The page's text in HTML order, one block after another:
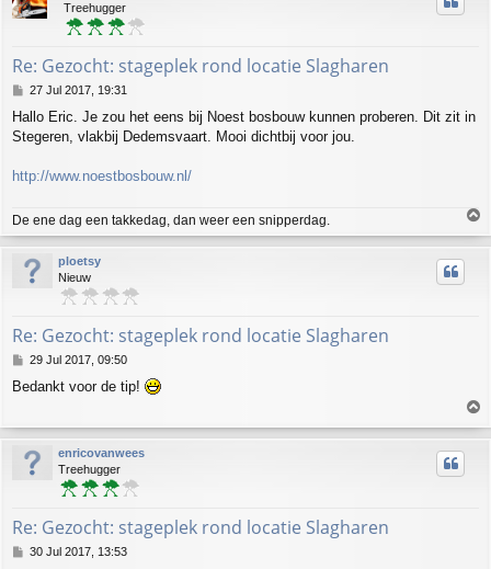
Treehugger
Re: Gezocht: stageplek rond locatie Slagharen
P
s
t
27 Jul 2017, 19:31
Hallo Eric. Je zou het eens bij Noest bosbouw kunnen proberen. Dit zit in
Stegeren, vlakbij Dedemsvaart. Mooi dichtbij voor jou.
http://www.noestbosbouw.nl/
De ene dag een takkedag, dan weer een snipperdag.
o
p
ploetsy
Nieuw
Re: Gezocht: stageplek rond locatie Slagharen
P
s
29 Jul 2017, 09:50
Bedankt voor de tip!
o
p
enricovanwees
Treehugger
Re: Gezocht: stageplek rond locatie Slagharen
P30 Jul 2017, 13:53